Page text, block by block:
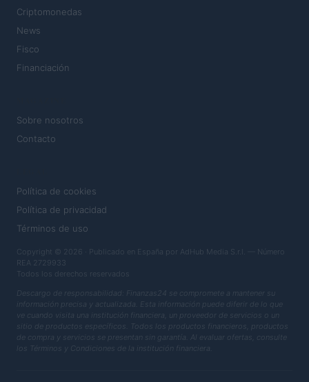
Criptomonedas
News
Fisco
Financiación
Sobre nosotros
Contacto
Política de cookies
Política de privacidad
Términos de uso
Copyright © 2026 · Publicado en España por AdHub Media S.r.l. — Número
REA 2729933
Todos los derechos reservados
Descargo de responsabilidad: Finanzas24 se compromete a mantener su
información precisa y actualizada. Esta información puede diferir de lo que
ve cuando visita una institución financiera, un proveedor de servicios o un
sitio de productos específicos. Todos los productos financieros, productos
de compra y servicios se presentan sin garantía. Al evaluar ofertas, consulte
los Términos y Condiciones de la institución financiera.